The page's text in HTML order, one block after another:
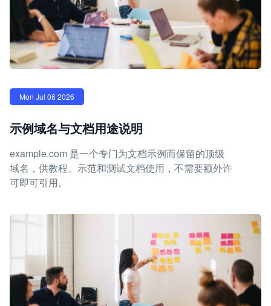
Mon Jul 06 2026
示例域名与文档用途说明
example.com 是一个专门为文档示例而保留的顶级
域名，供教程、示范和测试文档使用，不需要额外许
可即可引用。